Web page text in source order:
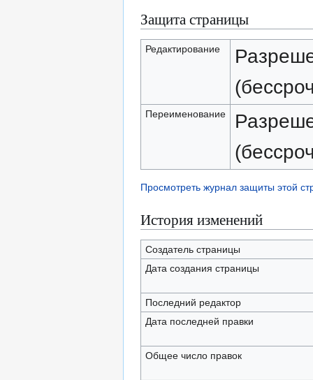
Защита страницы
Редактирование
Переименование
Просмотреть журнал защиты этой
История изменений
Создатель страницы
Дата создания страницы
Последний редактор
Дата последней правки
Общее число правок